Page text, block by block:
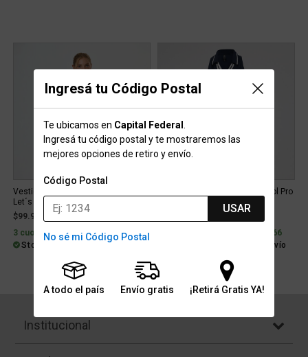
Ingresá tu Código Postal
Te ubicamos en Capital Federal
Ingresá tu código postal y te mostraremos las
mejores opciones de retiro y envío.
Código Postal
USAR
No sé mi Código Postal
A todo el país Envío gratis ¡Retirá Gratis YA!
Vestido Under Armour Project Rock
Let´s Go Grind Mujer
$99.999
3 cuotas sin interés de $33.333
Stock para envío
Vestido Tenis adidas Climacool Pro
6 cuotas sin interés de $31.666
Stock para envío
Institucional